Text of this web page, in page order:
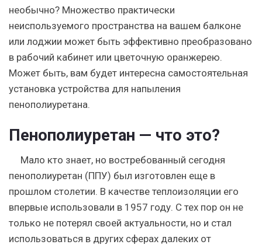
необычно? Множество практически
неиспользуемого пространства на вашем балконе
или лоджии может быть эффективно преобразовано
в рабочий кабинет или цветочную оранжерею.
Может быть, вам будет интересна самостоятельная
установка устройства для напыления
пенополиуретана.
Пенополиуретан — что это?
Мало кто знает, но востребованный сегодня
пенополиуретан (ППУ) был изготовлен еще в
прошлом столетии. В качестве теплоизоляции его
впервые использовали в 1957 году. С тех пор он не
только не потерял своей актуальности, но и стал
использоваться в других сферах далеких от